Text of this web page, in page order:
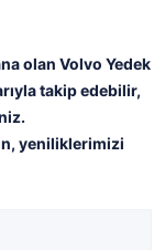
olan Volvo Yedek
takip edebilir,
yeniliklerimizi